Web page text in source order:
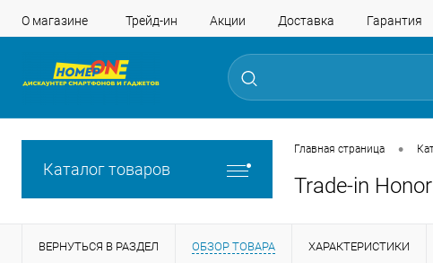
О магазине Трейд-ин Акции Доставка Гарантия
Каталог товаров
Главная страница •
Trade-in
ВЕРНУТЬСЯ В РАЗДЕЛ ОБЗОР ТОВАРА ХАРАКТЕРИСТИКИ